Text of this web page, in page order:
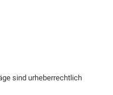
sind urheberrechtlich